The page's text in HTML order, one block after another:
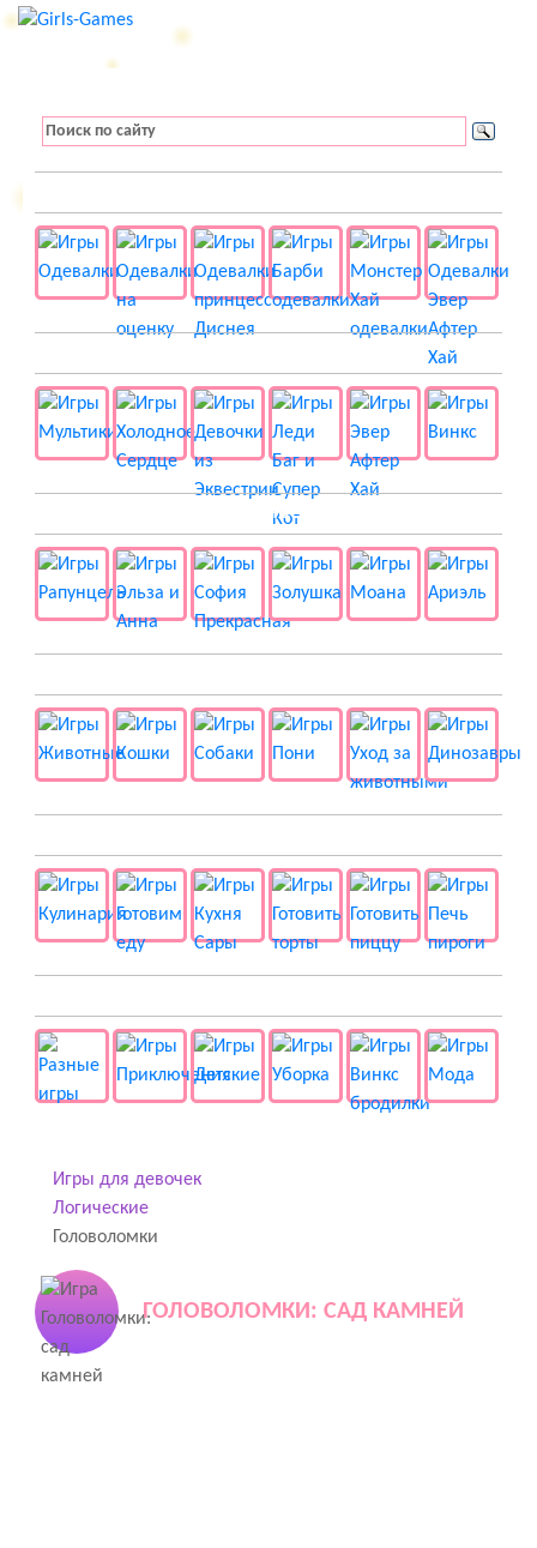
👸 Принцессы
Игры для девочек
Логические
Головоломки
ГОЛОВОЛОМКИ: САД КАМНЕЙ